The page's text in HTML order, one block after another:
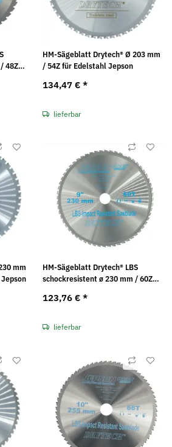
48Z
HM-Sägeblatt Drytech® Ø 203 mm
/ 54Z für Edelstahl Jepson
134,47 € *
lieferbar
mm
HM-Sägeblatt Drytech® LBS
schockresistent ø 230 mm / 60Z
123,76 € *
lieferbar